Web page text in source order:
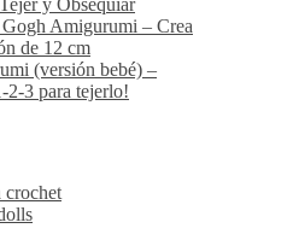
Amigurumi – Crea
de 12 cm
(versión bebé) –
2-3 para tejerlo!
crochet